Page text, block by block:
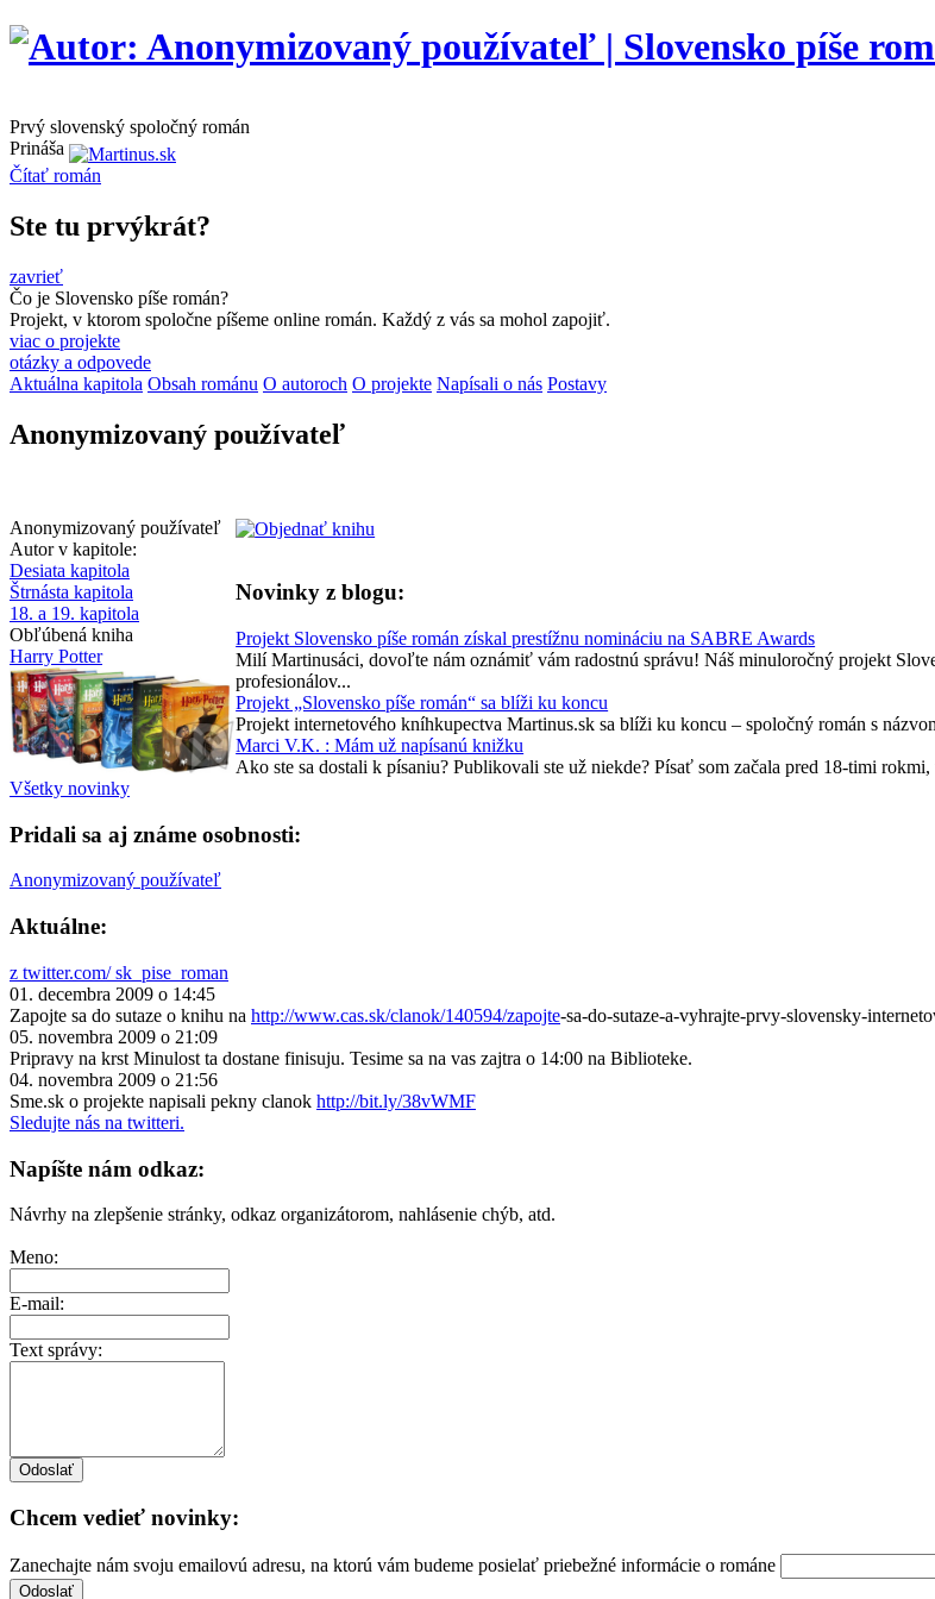
Prvý slovenský spoločný román
Prináša
Čítať román
Ste tu prvýkrát?
zavrieť
Čo je Slovensko píše román?
Projekt, v ktorom spoločne píšeme online román. Každý z vás sa mohol zapojiť.
viac o projekte
otázky a odpovede
Aktuálna kapitola Obsah románu O autoroch O projekte Napísali o nás Postavy
Anonymizovaný používateľ
Anonymizovaný používateľ
Autor v kapitole:
Desiata kapitola
Štrnásta kapitola
18. a 19. kapitola
Obľúbená kniha
Harry Potter
Novinky z blogu:
Projekt Slovensko píše román získal prestížnu nomináciu na SABRE Awards
Milí Martinusáci, dovoľte nám oznámiť vám radostnú správu! Náš minuloročný projekt
profesionálov...
Projekt „Slovensko píše román“ sa blíži ku koncu
Projekt internetového kníhkupectva Martinus.sk sa blíži ku koncu – spoločný román s
Marci V.K. : Mám už napísanú knižku
Ako ste sa dostali k písaniu? Publikovali ste už niekde? Písať som začala pred 18-timi
Všetky novinky
Pridali sa aj známe osobnosti:
Anonymizovaný používateľ
Aktuálne:
z twitter.com/ sk_pise_roman
01. decembra 2009 o 14:45
Zapojte sa do sutaze o knihu na http://www.cas.sk/clanok/140594/zapojte-sa-do-sutaze-a-vyhrajte-prvy-slovensky-
05. novembra 2009 o 21:09
Pripravy na krst Minulost ta dostane finisuju. Tesime sa na vas zajtra o 14:00 na Biblioteke.
04. novembra 2009 o 21:56
Sme.sk o projekte napisali pekny clanok http://bit.ly/38vWMF
Sledujte nás na twitteri.
Napíšte nám odkaz:
Návrhy na zlepšenie stránky, odkaz organizátorom, nahlásenie chýb, atd.
Meno:
E-mail:
Text správy:
Chcem vedieť novinky:
Zanechajte nám svoju emailovú adresu, na ktorú vám budeme posielať priebežné informácie o románe